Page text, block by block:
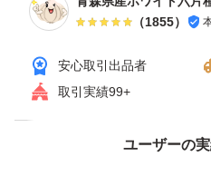
上記ご理解いただけない方は
（1855）
安心取引出品者
取引実績99+
ユーザーの
価格の相談